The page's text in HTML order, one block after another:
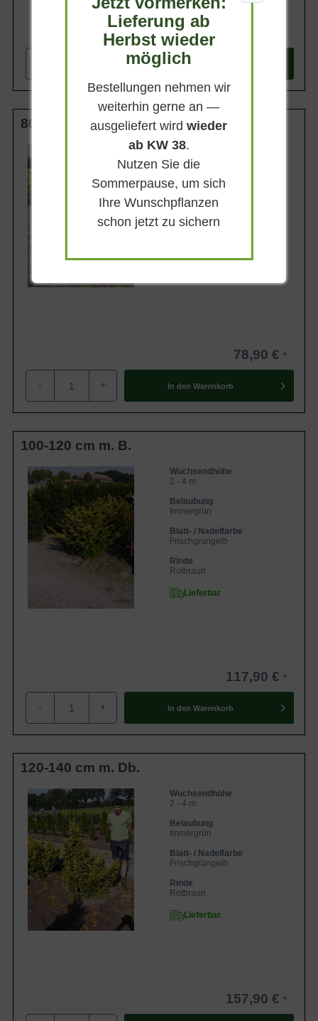
In den
80-100 cm m. B.
Wuchsendhöhe
2 - 4 m
Belaubung
Immergrün
Blatt- / Nadelfarbe
Frischgrüngelb
78,90 €
- + In den Warenkorb
100-120 cm m. B.
Wuchsendhöhe
2 - 4 m
Belaubung
Immergrün
Blatt- / Nadelfarbe
Frischgrüngelb
Rinde
Rotbraun
Lieferbar
117,90 €
- + In den Warenkorb
120-140 cm m. Db.
Wuchsendhöhe
2 - 4 m
Belaubung
Immergrün
Blatt- / Nadelfarbe
Frischgrüngelb
Rinde
Rotbraun
Lieferbar
157,90 €
Lieferung ab
Herbst wieder
möglich
Bestellungen nehmen wir
weiterhin gerne an —
ausgeliefert wirdwieder
ab KW 38.
Nutzen Sie die
Sommerpause, um sich
Ihre Wunschpflanzen
schon jetzt zu sichern